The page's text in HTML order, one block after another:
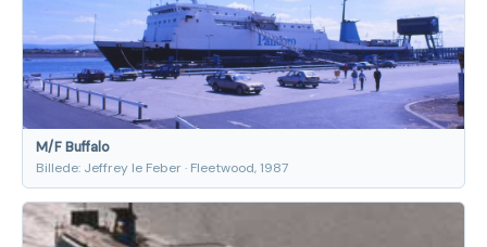
M/F Buffalo
Billede: Jeffrey le Feber · Fleetwood, 1987